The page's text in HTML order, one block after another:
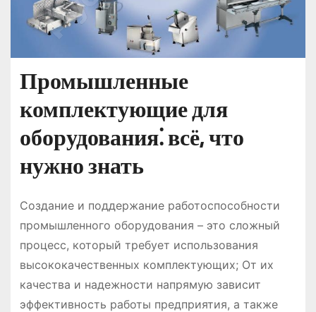
Промышленные
комплектующие для
оборудования⁚ всё, что
нужно знать
Создание и поддержание работоспособности
промышленного оборудования – это сложный
процесс, который требует использования
высококачественных комплектующих; От их
качества и надежности напрямую зависит
эффективность работы предприятия, а также